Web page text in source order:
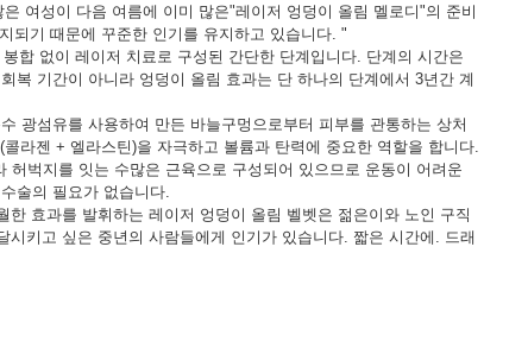
여성이 다음 여름에 이미 많은"레이저 엉덩이 올림 멜로디"의 준비
되기 때문에 꾸준한 인기를 유지하고 있습니다. "
합 없이 레이저 치료로 구성된 간단한 단계입니다. 단계의 시간은
복 기간이 아니라 엉덩이 올림 효과는 단 하나의 단계에서 3년간 계
광섬유를 사용하여 만든 바늘구멍으로부터 피부를 관통하는 상처
라젠 + 엘라스틴)을 자극하고 볼륨과 탄력에 중요한 역할을 합니다.
허벅지를 잇는 수많은 근육으로 구성되어 있으므로 운동이 어려운
술의 필요가 없습니다.
한 효과를 발휘하는 레이저 엉덩이 올림 벨벳은 젊은이와 노인 구직
시키고 싶은 중년의 사람들에게 인기가 있습니다. 짧은 시간에. 드래